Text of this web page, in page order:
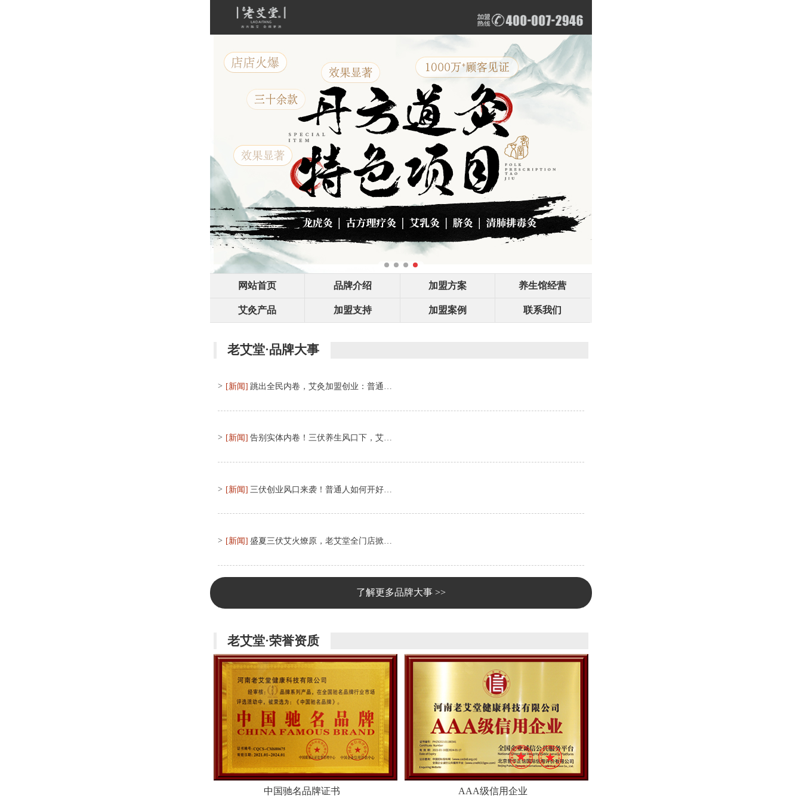
网站首页 品牌介绍 加盟方案 养生馆经营
艾灸产品 加盟支持 加盟案例 联系我们
老艾堂·品牌大事
> [新闻] 跳出全民内卷，艾灸加盟创业：普通…
> [新闻] 告别实体内卷！三伏养生风口下，艾…
> [新闻] 三伏创业风口来袭！普通人如何开好…
> [新闻] 盛夏三伏艾火燎原，老艾堂全门店掀…
了解更多品牌大事 >>
老艾堂·荣誉资质
中国驰名品牌证书 AAA级信用企业